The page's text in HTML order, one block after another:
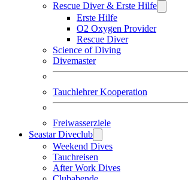
Rescue Diver & Erste Hilfe
Erste Hilfe
O2 Oxygen Provider
Rescue Diver
Science of Diving
Divemaster
Tauchlehrer Kooperation
Freiwasserziele
Seastar Diveclub
Weekend Dives
Tauchreisen
After Work Dives